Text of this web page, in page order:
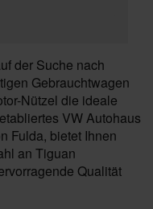
der Suche nach
Gebrauchtwagen
Nützel die ideale
VW Autohaus
Fulda, bietet Ihnen
an Tiguan
Qualität